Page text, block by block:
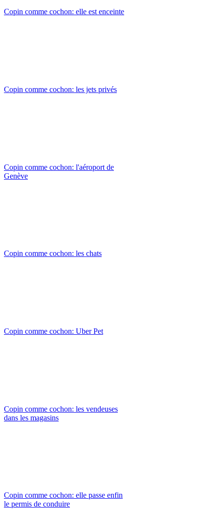
Copin comme cochon: elle est enceinte
Copin comme cochon: les jets privés
Copin comme cochon: l'aéroport de
Genève
Copin comme cochon: les chats
Copin comme cochon: Uber Pet
Copin comme cochon: les vendeuses
dans les magasins
Copin comme cochon: elle passe enfin
le permis de conduire